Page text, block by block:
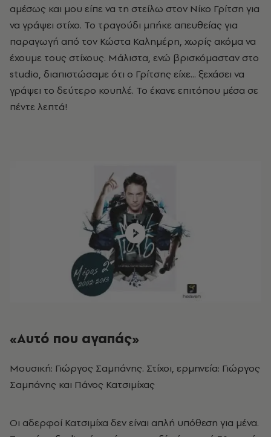
αμέσως και μου είπε να τη στείλω στον Νίκο Γρίτση για
να γράψει στίχο. Το τραγούδι μπήκε απευθείας για
παραγωγή από τον Κώστα Καλημέρη, χωρίς ακόμα να
έχουμε τους στίχους. Μάλιστα, ενώ βρισκόμασταν στο
studio, διαπιστώσαμε ότι ο Γρίτσης είχε... ξεχάσει να
γράψει το δεύτερο κουπλέ. Το έκανε επιτόπου μέσα σε
πέντε λεπτά!
«Αυτό που αγαπάς»
Μουσική: Γιώργος Σαμπάνης. Στίχοι, ερμηνεία: Γιώργος
Σαμπάνης και Πάνος Κατσιμίχας
Οι αδερφοί Κατσιμίχα δεν είναι απλή υπόθεση για μένα.